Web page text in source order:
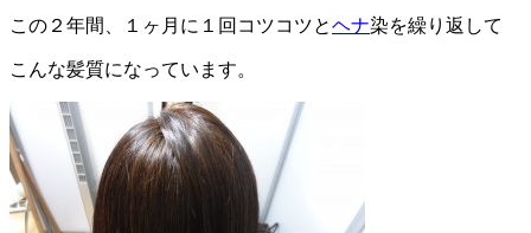
この２年間、１ヶ月に１回コツコツとヘナ染を繰り返して
こんな髪質になっています。